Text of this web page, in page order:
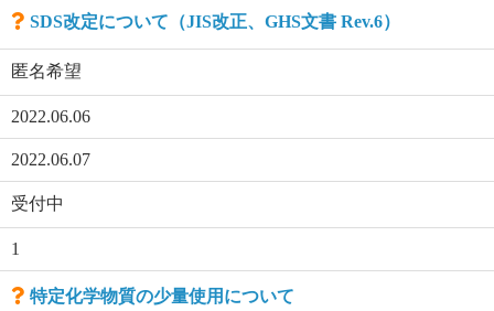
SDS改定について（JIS改正、GHS文書 Rev.6）
匿名希望
2022.06.06
2022.06.07
受付中
1
特定化学物質の少量使用について